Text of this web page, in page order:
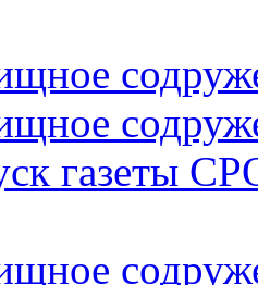
газеты